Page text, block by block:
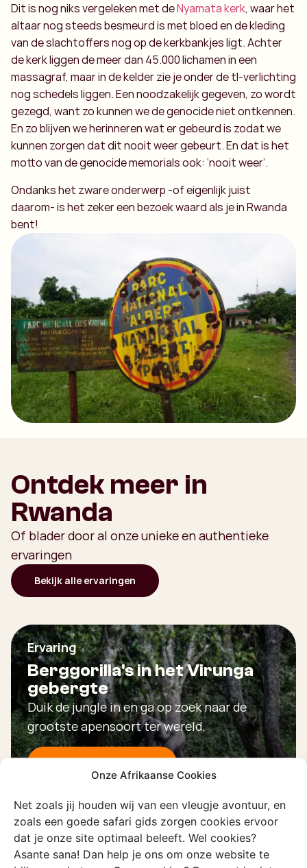
Onze Afrikaanse Cookies
Net zoals jij houden wij van een vleugje avontuur, en
zoals een goede safari gids zorgen cookies ervoor
dat je onze site optimaal beleeft. Wel cookies?
Asante sana! Dan help je ons om onze website te
Dit is nog niks vergeleken met deNyamata kerk, waar het
altaar nog steeds besmeurd is met bloed en de kleding
van de slachtoffers nog op de kerkbankjes ligt. Achter
de kerk liggen de meer dan 45.000 lichamen in een
massagraf, maar in de kelder zie je onder de tl-verlichting
nog schedels liggen. Een noodzakelijk gegeven, zo wordt
gezegd, want zo kunnen we de genocide niet ontkennen.
En zo blijven we herinneren wat er gebeurd is zodat we
kunnen zorgen dat dit nooit weer gebeurt. En dat is het
motto van de genocide memorials ook: ‘nooit weer’.
Ondanks het zware onderwerp -of eigenlijk juist
daarom- is het zeker een bezoek waard als je in Rwanda
bent!
Ontdek meer in
Rwanda
Of blader door al onze unieke en authentieke
ervaringen
Bekijk alle ervaringen
Ervaring
Berggorilla's in het Virunga
gebergte
Duik de jungle in en ga op zoek naar de
grootste apensoort ter wereld.
Ontdek deze ervaring